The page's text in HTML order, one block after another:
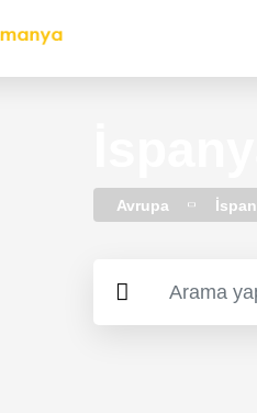
Avrupa